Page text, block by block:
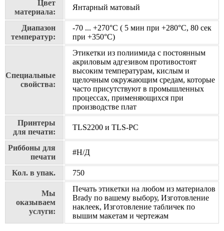
Цвет
материала:
Янтарный матовый
Диапазон
температур:
-70 ... +270°С ( 5 мин при +280°С, 80 сек
при +350°С)
Специальные
свойства:
Этикетки из полиимида с постоянным
акриловым адгезивом противостоят
высоким температурам, кислым и
щелочным окружающим средам, которые
часто присутствуют в промышленных
процессах, применяющихся при
производстве плат
Принтеры
для печати:
TLS2200 и TLS-PC
Риббоны для
печати
#Н/Д
Кол. в упак. 750
Мы
оказываем
услуги:
Печать этикетки на любом из материалов
Brady по вашему выбору, Изготовление
наклеек, Изготовление табличек по
вышим макетам и чертежам